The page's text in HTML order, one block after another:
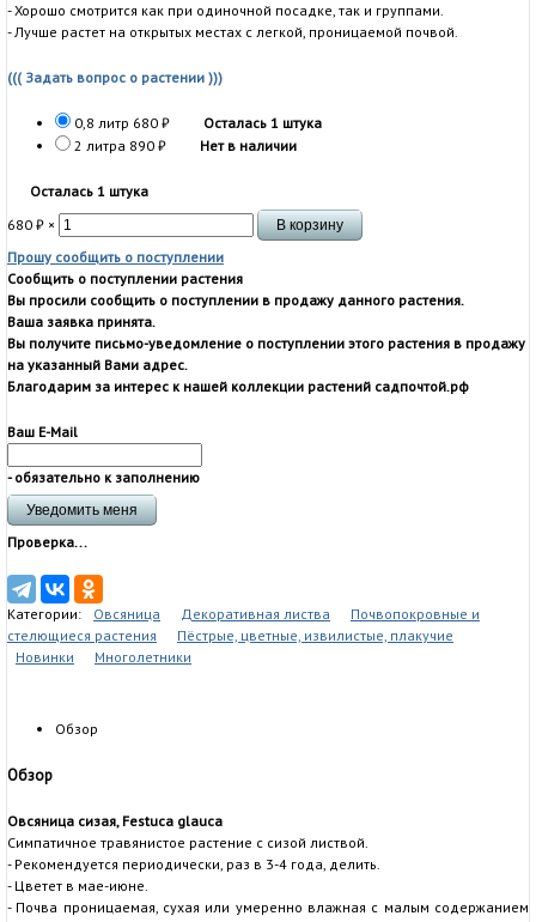
- Хорошо смотрится как при одиночной посадке, так и группами.
- Лучше растет на открытых местах с легкой, проницаемой почвой.
((( Задать вопрос о растении )))
0,8 литр 680 ₽
Осталась 1 штука
2 литра 890 ₽ Нет в наличии
Осталась 1 штука
680 ₽ ×
Прошу сообщить о поступлении
Сообщить о поступлении растения
Вы просили сообщить о поступлении в продажу данного растения.
Ваша заявка принята.
Вы получите письмо-уведомление о поступлении этого растения в продажу
на указанный Вами адрес.
Благодарим за интерес к нашей коллекции растений садпочтой.рф
Ваш E-Mail
- обязательно к заполнению
Проверка...
Категории: Овсяница Декоративная листва
Почвопокровные и
стелющиеся растения
Пёстрые, цветные, извилистые, плакучие
Новинки
Многолетники
Обзор
Обзор
Овсяница сизая, Festuca glauca
Симпатичное травянистое растение с сизой листвой.
- Рекомендуется периодически, раз в 3-4 года, делить.
- Цветет в мае-июне.
- Почва проницаемая, сухая или умеренно влажная с малым содержанием